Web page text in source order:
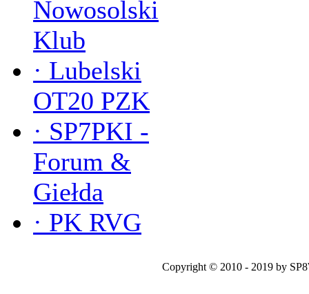
Nowosolski
Klub
· Lubelski
OT20 PZK
· SP7PKI -
Forum &
Giełda
· PK RVG
Copyright © 2010 - 2019 by